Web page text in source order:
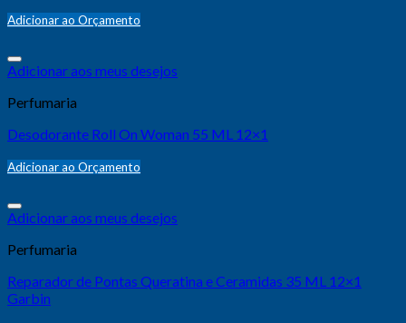
Adicionar ao Orçamento
Adicionar aos meus desejos
Perfumaria
Desodorante Roll On Woman 55 ML 12×1
Adicionar ao Orçamento
Adicionar aos meus desejos
Perfumaria
Reparador de Pontas Queratina e Ceramidas 35 ML 12×1
Garbin